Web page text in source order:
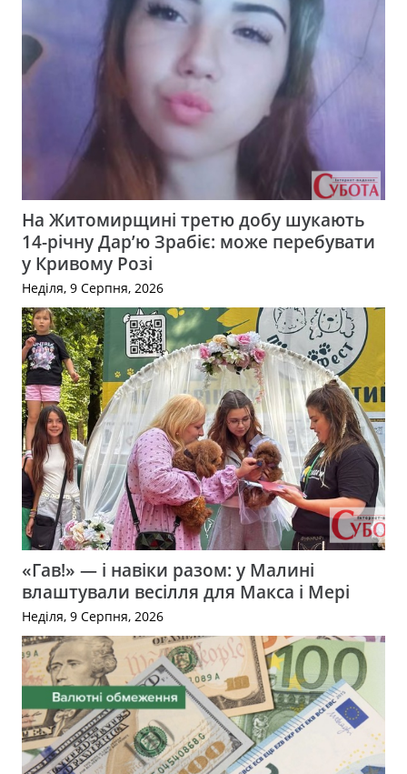
На Житомирщині третю добу шукають
14-річну Дар’ю Зрабіє: може перебувати
у Кривому Розі
Неділя, 9 Серпня, 2026
«Гав!» — і навіки разом: у Малині
влаштували весілля для Макса і Мері
Неділя, 9 Серпня, 2026